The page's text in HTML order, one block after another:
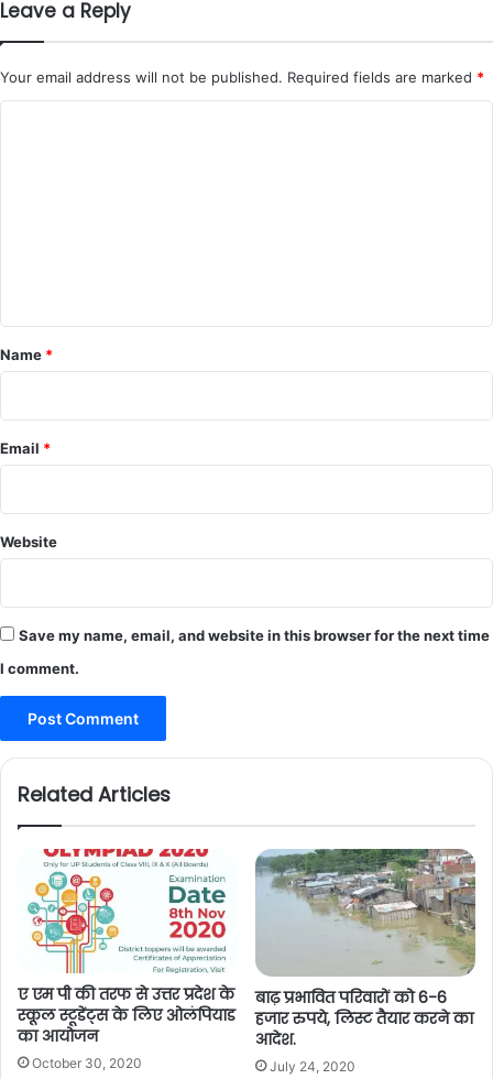
Leave a Reply
Your email address will not be published. Required fields are marked *
*
Name *
Email *
Website
Save my name, email, and website in this browser for the next time
I comment.
Related Articles
ए एम पी की तरफ से उत्तर प्रदेश के
स्कूल स्टूडेंट्स के लिए ओलंपियाड
का आयोजन
October 30, 2020
बाढ़ प्रभावित परिवारों को 6-6
हजार रुपये, लिस्ट तैयार करने का
आदेश.
July 24, 2020